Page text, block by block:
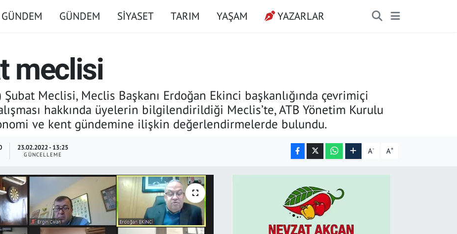
GÜNDEM SİYASET TARIM YAŞAM YAZARLAR
meclisi
Meclisi, Meclis Başkanı Erdoğan Ekinci başkanlığında çevrimiçi
hakkında üyelerin bilgilendirildiği Meclis’te, ATB Yönetim Kurulu
ve kent gündemine ilişkin değerlendirmelerde bulundu.
23.02.2022 - 13:25
GÜNCELLEME A- A+